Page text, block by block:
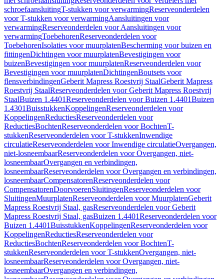
schroefaansluitingT-stukken voor verwarmingReserveonderdelen
voor T-stukken voor verwarmingAansluitingen voor
verwarmingReserveonderdelen voor Aansluitingen voor
verwarmingToebehorenReserveonderdelen voor
ToebehorenIsolaties voor muurplatenBescherming voor buizen en
fittingenDichtingen voor muurplatenBevestigingen voor
buizenBevestigingen voor muurplatenReserveonderdelen voor
Bevestigingen voor muurplatenDichtingenBoutsets voor
flensverbindingenGeberit Mapress Roestvrij StaalGeberit Mapress
Roestvrij StaalReserveonderdelen voor Geberit Mapress Roestvrij
StaalBuizen 1.4401Reserveonderdelen voor Buizen 1.4401Buizen
1.4301BuisstukkenKoppelingenReserveonderdelen voor
KoppelingenReductiesReserveonderdelen voor
ReductiesBochtenReserveonderdelen voor BochtenT-
stukkenReserveonderdelen voor T-stukkenInwendige
circulatieReserveonderdelen voor Inwendige circulatieOvergangen,
niet-losneembaarReserveonderdelen voor Overgangen, niet-
losneembaarOvergangen en verbindingen,
losneembaarReserveonderdelen voor Overgangen en verbindingen,
losneembaarCompensatorenReserveonderdelen voor
CompensatorenDoorvoerenSluitingenReserveonderdelen voor
SluitingenMuurplatenReserveonderdelen voor MuurplatenGeberit
Mapress Roestvrij Staal, gasReserveonderdelen voor Geberit
Mapress Roestvrij Staal, gasBuizen 1.4401Reserveonderdelen voor
Buizen 1.4401BuisstukkenKoppelingenReserveonderdelen voor
KoppelingenReductiesReserveonderdelen voor
ReductiesBochtenReserveonderdelen voor BochtenT-
stukkenReserveonderdelen voor T-stukkenOvergangen, niet-
losneembaarReserveonderdelen voor Overgangen, niet-
losneembaarOvergangen en verbindingen,